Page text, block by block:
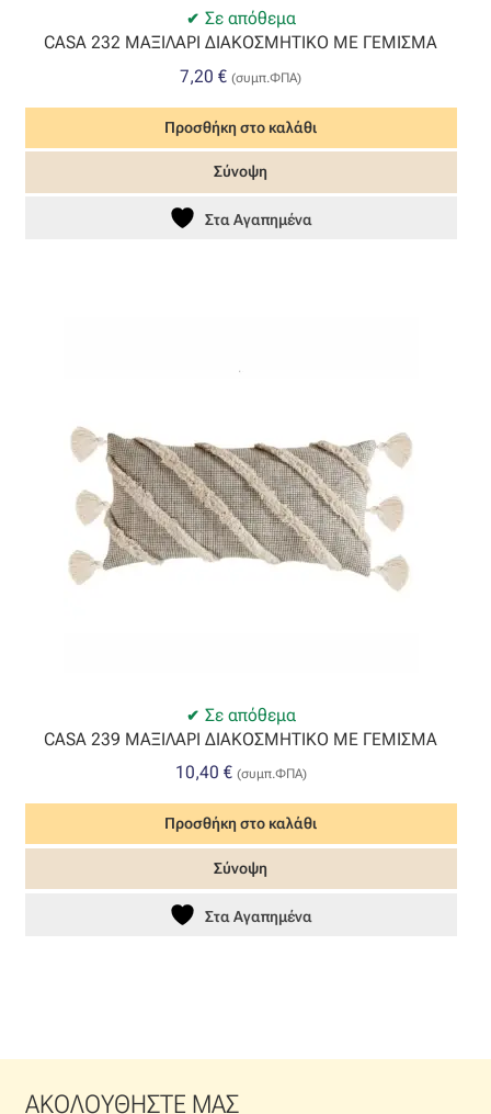
Όροι Χρήσης
Πληρωμές
Σε απόθεμα
CASA 232 ΜΑΞΙΛΑΡΙ ΔΙΑΚΟΣΜΗΤΙΚΟ ΜΕ ΓΕΜΙΣΜΑ
7,20€ (συμπ.ΦΠΑ)
Προσθήκη στο καλάθι
Σύνοψη
Στα Αγαπημένα
Σε απόθεμα
CASA 239 ΜΑΞΙΛΑΡΙ ΔΙΑΚΟΣΜΗΤΙΚΟ ΜΕ ΓΕΜΙΣΜΑ
10,40 € (συμπ.ΦΠΑ)
Προσθήκη στο καλάθι
Σύνοψη
Στα Αγαπημένα
ΑΚΟΛΟΥΘΗΣΤΕ ΜΑΣ